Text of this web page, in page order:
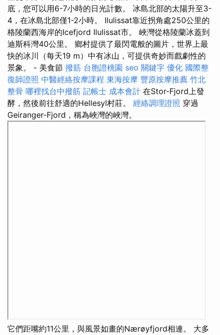
底，您可以用6-7小時的日光計數。 冰島北部的太陽升至3-
4，在冰島北部僅1-2小時。 Ilulissat靠近拐角處250公里的
格陵蘭西海岸的Icefjord Ilulissat市。 峽灣從格陵蘭冰蓋到
迪斯科灣40公里。 鄉村提供了最閃電般的圖片，世界上最
快的冰川（每天19 m）中有冰山，可提供奇妙而戲劇性的
景象。 - 美食節 撥筋 台胞證桃園 seo 關鍵字 優化 國際整
復師證照 中醫經絡按摩課程 東海按摩 豐原按摩推薦 竹北
整骨 哪裡找台中撥筋 記帳士 成本會計 在Stor-Fjord上發
酵，然後前往舒適的Hellesyl村莊。 經絡調理證照 穿過
Geiranger-Fjord，稱為峽灣的峽灣。
它們距嘴約11公里，與風景如畫的Nærøyfjord相連。 大多